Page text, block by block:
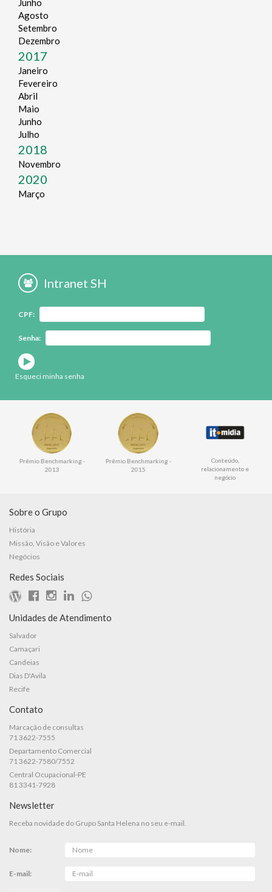
Junho
Agosto
Setembro
Dezembro
2017
Janeiro
Fevereiro
Abril
Maio
Junho
Julho
2018
Novembro
2020
Março
Intranet SH
CPF:
Senha:
Esqueci minha senha
Prêmio Benchmarking -
2013
Prêmio Benchmarking -
2015
Conteúdo,
relacionamento e
negócio
Sobre o Grupo
História
Missão, Visão e Valores
Negócios
Redes Sociais
Unidades de Atendimento
Salvador
Camaçari
Candeias
Dias D'Avila
Recife
Contato
Marcação de consultas
71 3622-7555
Departamento Comercial
71 3622-7580/7552
Central Ocupacional-PE
81 3341-7928
Newsletter
Receba novidade do Grupo Santa Helena no seu e-mail.
Nome:
E-mail: